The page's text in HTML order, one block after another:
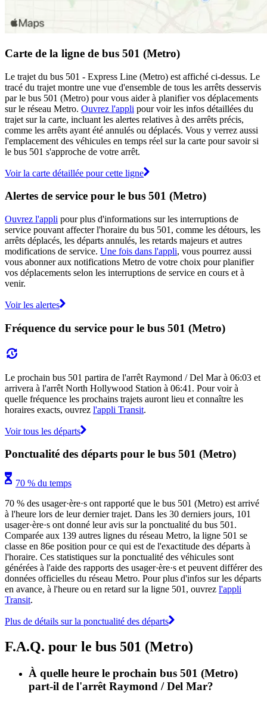
Carte de la ligne de bus 501 (Metro)
Le trajet du bus 501 - Express Line (Metro) est affiché ci-dessus. Le
tracé du trajet montre une vue d'ensemble de tous les arrêts desservis
par le bus 501 (Metro) pour vous aider à planifier vos déplacements
sur le réseau Metro. Ouvrez l'appli pour voir les infos détaillées du
trajet sur la carte, incluant les alertes relatives à des arrêts précis,
comme les arrêts ayant été annulés ou déplacés. Vous y verrez aussi
l'emplacement des véhicules en temps réel sur la carte pour savoir si
le bus 501 s'approche de votre arrêt.
Voir la carte détaillée pour cette ligne
Alertes de service pour le bus 501 (Metro)
Ouvrez l'appli pour plus d'informations sur les interruptions de
service pouvant affecter l'horaire du bus 501, comme les détours, les
arrêts déplacés, les départs annulés, les retards majeurs et autres
modifications de service. Une fois dans l'appli, vous pourrez aussi
vous abonner aux notifications Metro de votre choix pour planifier
vos déplacements selon les interruptions de service en cours et à
venir.
Voir les alertes
Fréquence du service pour le bus 501 (Metro)
Le prochain bus 501 partira de l'arrêt Raymond / Del Mar à 06:03 et
arrivera à l'arrêt North Hollywood Station à 06:41. Pour voir à
quelle fréquence les prochains trajets auront lieu et connaître les
horaires exacts, ouvrez l'appli Transit.
Voir tous les départs
Ponctualité des départs pour le bus 501 (Metro)
70 % du temps
70 % des usager·ère·s ont rapporté que le bus 501 (Metro) est arrivé
à l'heure lors de leur dernier trajet. Dans les 30 derniers jours, 101
usager·ère·s ont donné leur avis sur la ponctualité du bus 501.
Comparée aux 139 autres lignes du réseau Metro, la ligne 501 se
classe en 86e position pour ce qui est de l'exactitude des départs à
l'horaire. Ces statistiques sur la ponctualité des véhicules sont
générées à l'aide des rapports des usager·ère·s et peuvent différer des
données officielles du réseau Metro. Pour plus d'infos sur les départs
en avance, à l'heure ou en retard sur la ligne 501, ouvrez l'appli
Transit.
Plus de détails sur la ponctualité des départs
F.A.Q. pour le bus 501 (Metro)
À quelle heure le prochain bus 501 (Metro)
part-il de l'arrêt Raymond / Del Mar?